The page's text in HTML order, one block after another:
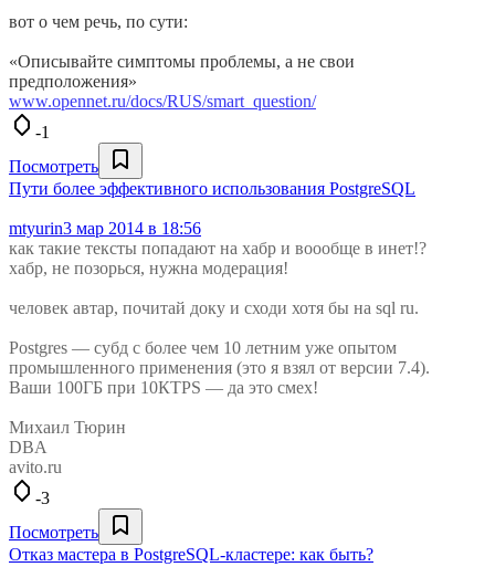
вот о чем речь, по сути:
«Описывайте симптомы проблемы, а не свои
предположения»
www.opennet.ru/docs/RUS/smart_question/
-1
Посмотреть
Пути более эффективного использования PostgreSQL
mtyurin3 мар 2014 в 18:56
как такие тексты попадают на хабр и воообще в инет!?
хабр, не позорься, нужна модерация!
человек автар, почитай доку и сходи хотя бы на sql ru.
Postgres — субд с более чем 10 летним уже опытом
промышленного применения (это я взял от версии 7.4).
Ваши 100ГБ при 10КTPS — да это смех!
Михаил Тюрин
DBA
avito.ru
-3
Посмотреть
Отказ мастера в PostgreSQL-кластере: как быть?